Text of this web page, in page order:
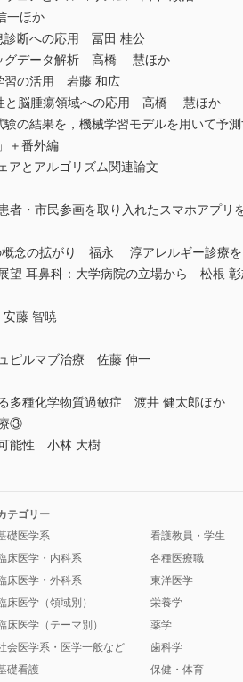
一ほか
診断への応用 冨田 桂公
グデータ解析 高橋 慧ほか
習の活用 岩藤 和広
と脳腫瘍領域への応用 高橋 慧ほか
験の結果を，機械学習モデルを用いて予
＋番外編
アとアルゴリズム関連論文
者・市民参画を取り入れたスマホアプ
概念の拡がり 福永 淳アレルギー診療
望 耳鼻科：大学病院の立場から 松根
藤 智暁
ピルマブ治療 佐藤 伸一
多種化学物質過敏症 渡井 健太郎ほか
療③
能性 小林 大樹
テゴリー
礎医学系
床医学・内科系
床医学・外科系
床医学（領域別）
床医学（テーマ別）
会医学系・医学一般など
礎看護
看護教員・学生
各種医療職
東洋医学
栄養学
薬学
歯科学
保健・体育